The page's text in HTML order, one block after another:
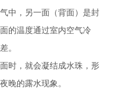
中，另一面（背面）是封
的温度通过室内空气冷
。
时，就会凝结成水珠，形
晚的露水现象。